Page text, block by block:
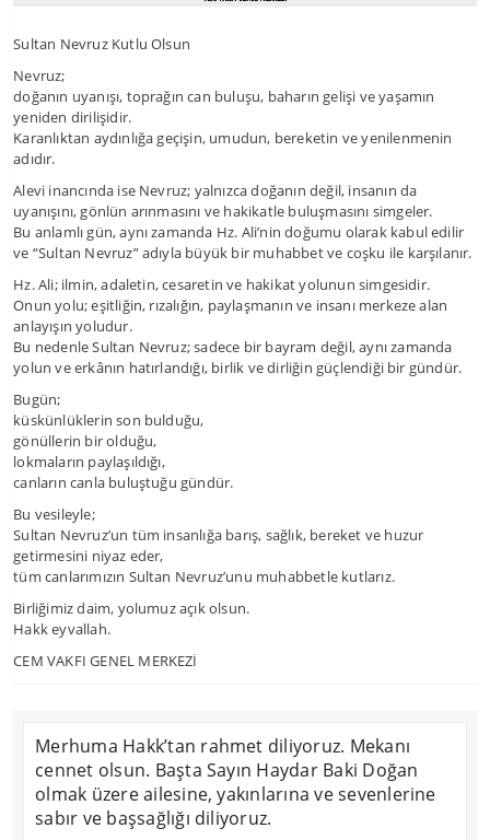
Sultan Nevruz Kutlu Olsun
Nevruz;
doğanın uyanışı, toprağın can buluşu, baharın gelişi ve yaşamın
yeniden dirilişidir.
Karanlıktan aydınlığa geçişin, umudun, bereketin ve yenilenmenin
adıdır.
Alevi inancında ise Nevruz; yalnızca doğanın değil, insanın da
uyanışını, gönlün arınmasını ve hakikatle buluşmasını simgeler.
Bu anlamlı gün, aynı zamanda Hz. Ali’nin doğumu olarak kabul edilir
ve “Sultan Nevruz” adıyla büyük bir muhabbet ve coşku ile karşılanır.
Hz. Ali; ilmin, adaletin, cesaretin ve hakikat yolunun simgesidir.
Onun yolu; eşitliğin, rızalığın, paylaşmanın ve insanı merkeze alan
anlayışın yoludur.
Bu nedenle Sultan Nevruz; sadece bir bayram değil, aynı zamanda
yolun ve erkânın hatırlandığı, birlik ve dirliğin güçlendiği bir gündür.
Bugün;
küskünlüklerin son bulduğu,
gönüllerin bir olduğu,
lokmaların paylaşıldığı,
canların canla buluştuğu gündür.
Bu vesileyle;
Sultan Nevruz’un tüm insanlığa barış, sağlık, bereket ve huzur
getirmesini niyaz eder,
tüm canlarımızın Sultan Nevruz’unu muhabbetle kutlarız.
Birliğimiz daim, yolumuz açık olsun.
Hakk eyvallah.
CEM VAKFI GENEL MERKEZİ
Merhuma Hakk’tan rahmet diliyoruz. Mekanı
cennet olsun. Başta Sayın Haydar Baki Doğan
olmak üzere ailesine, yakınlarına ve sevenlerine
sabır ve başsağlığı diliyoruz.